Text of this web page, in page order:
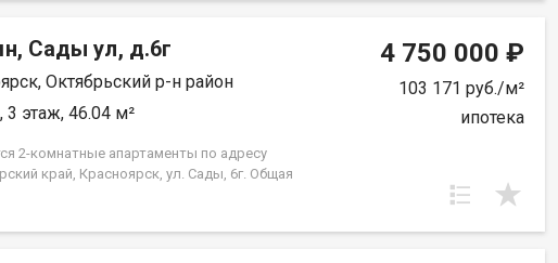
Сады ул, д.6г
Октябрьский р-н район
3 этаж, 46.04 м²
2-комнатные апартаменты по адресу
край, Красноярск, ул. Сады, 6г. Общая
проживания; - сдачи в аренду (близость к
4 750 000 ₽
103 171 руб./м²
ипотека